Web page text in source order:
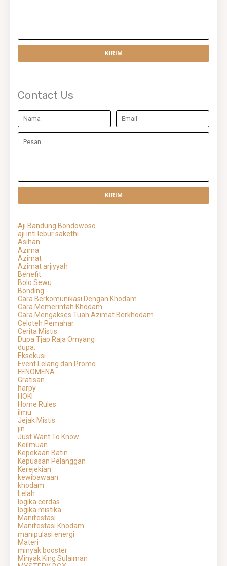
Contact Us
Aji Bandung Bondowoso
aji inti lebur sakethi
Asihan
Azima
Azimat
Azimat arjiyyah
Benefit
Bolo Sewu
Bonding
Cara Berkomunikasi Dengan Khodam
Cara Memerintah Khodam
Cara Mengakses Tuah Azimat Berkhodam
Celoteh Pemahar
Cerita Mistis
Dupa Tjap Raja Omyang
dupa.
Eksekusi
Event Lelang dan Promo
FENOMENA
Gratisan
harpy
HOKI
Home Rules
ilmu
Jejak Mistis
jin
Just Want To Know
Keilmuan
Kepekaan Batin
Kepuasan Pelanggan
Kerejekian
kewibawaan
khodam
Lelah
logika cerdas
logika mistika
Manifestasi
Manifestasi Khodam
manipulasi energi
Materi
minyak booster
Minyak King Sulaiman